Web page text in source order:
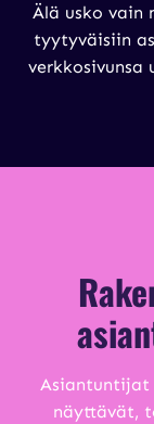
Älä usko vain
tyytyväisiin
verkkosivunsa
Asiantuntijat
näyttävät,